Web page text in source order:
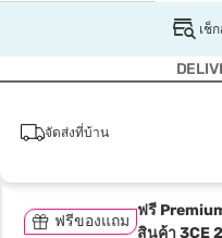
เช็
จัดส่งที่บ้าน
ฟรีของแถม
ฟรี
สินค้า 3CE